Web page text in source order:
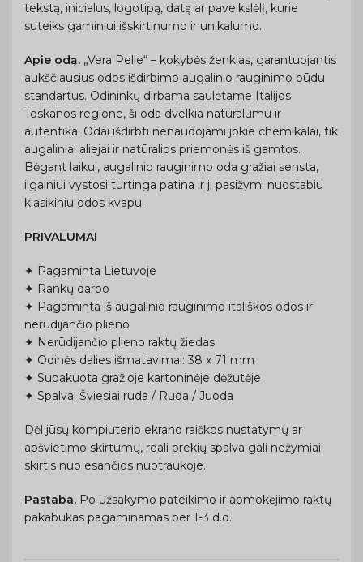
tekstą, inicialus, logotipą, datą ar paveikslėlį, kurie
suteiks gaminiui išskirtinumo ir unikalumo.
Apie odą. „Vera Pelle“ – kokybės ženklas, garantuojantis
aukščiausius odos išdirbimo augalinio rauginimo būdu
standartus. Odininkų dirbama saulėtame Italijos
Toskanos regione, ši oda dvelkia natūralumu ir
autentika. Odai išdirbti nenaudojami jokie chemikalai, tik
augaliniai aliejai ir natūralios priemonės iš gamtos.
Bėgant laikui, augalinio rauginimo oda gražiai sensta,
ilgainiui vystosi turtinga patina ir ji pasižymi nuostabiu
klasikiniu odos kvapu.
PRIVALUMAI
✦ Pagaminta Lietuvoje
✦ Rankų darbo
✦ Pagaminta iš augalinio rauginimo itališkos odos ir
nerūdijančio plieno
✦ Nerūdijančio plieno raktų žiedas
✦ Odinės dalies išmatavimai: 38 x 71 mm
✦ Supakuota gražioje kartoninėje dėžutėje
✦ Spalva: Šviesiai ruda / Ruda / Juoda
Dėl jūsų kompiuterio ekrano raiškos nustatymų ar
apšvietimo skirtumų, reali prekių spalva gali nežymiai
skirtis nuo esančios nuotraukoje.
Pastaba. Po užsakymo pateikimo ir apmokėjimo raktų
pakabukas pagaminamas per 1-3 d.d.